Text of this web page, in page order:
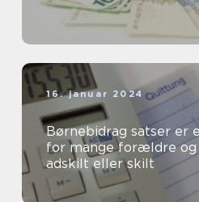
16. januar 2024
Børnebidrag satser er
for mange forældre og
adskilt eller skilt